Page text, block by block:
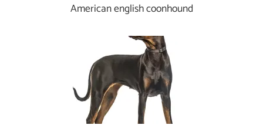
American english coonhound